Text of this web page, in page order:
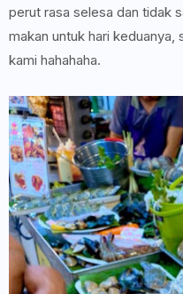
perut rasa selesa dan tidak
makan untuk hari keduanya,
kami hahahaha.